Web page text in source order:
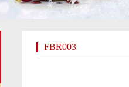
FBR003